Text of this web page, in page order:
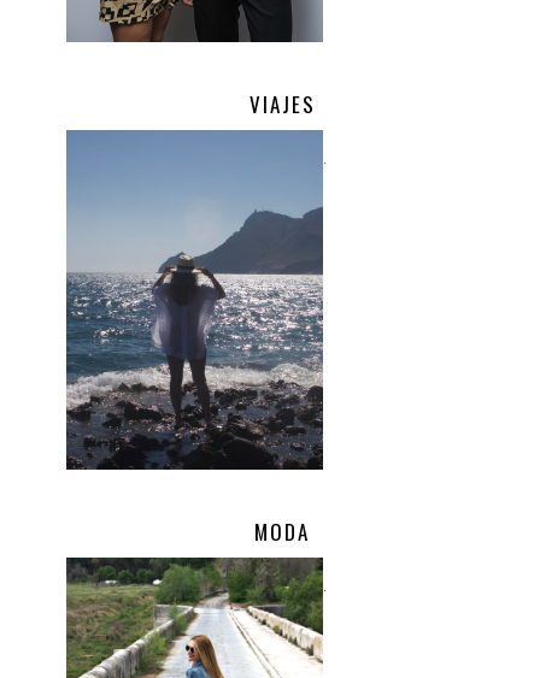
VIAJES
.
MODA
.